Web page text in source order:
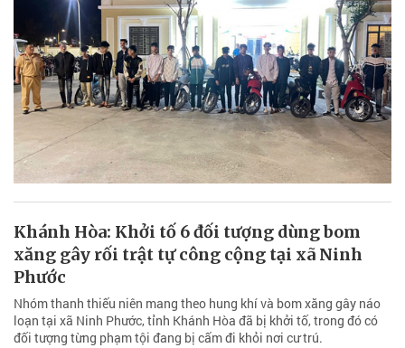
Khánh Hòa: Khởi tố 6 đối tượng dùng bom
xăng gây rối trật tự công cộng tại xã Ninh
Phước
Nhóm thanh thiếu niên mang theo hung khí và bom xăng gây náo
loạn tại xã Ninh Phước, tỉnh Khánh Hòa đã bị khởi tố, trong đó có
đối tượng từng phạm tội đang bị cấm đi khỏi nơi cư trú.